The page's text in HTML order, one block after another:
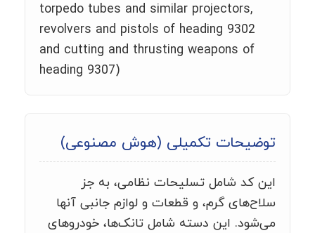
torpedo tubes and similar projectors,
revolvers and pistols of heading 9302
and cutting and thrusting weapons of
heading 9307)
توضیحات تکمیلی (هوش مصنوعی)
این کد شامل تسلیحات نظامی، به جز
سلاح‌های گرم، و قطعات و لوازم جانبی آنها
می‌شود. این دسته شامل تانک‌ها، خودروهای